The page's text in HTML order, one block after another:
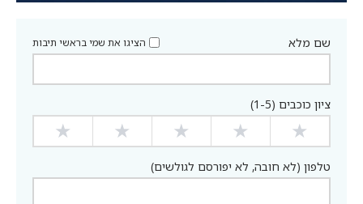
שם מלא הציגו את שמי בראשי תיבות
ציון כוכבים (1-5)
★
★
★
★
★
טלפון (לא חובה, לא יפורסם לגולשים)